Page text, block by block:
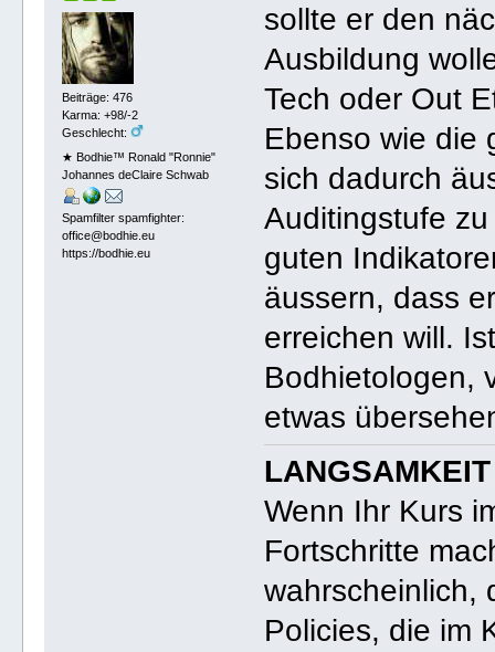
Beiträge: 476
Karma: +98/-2
Geschlecht:
★ Bodhie™ Ronald "Ronnie"
Johannes deClaire Schwab
Spamfilter spamfighter:
office@bodhie.eu
https://bodhie.eu
sollte er den
Ausbildung
Tech oder Out
Ebenso wie die
sich dadurch
Auditingstufe
guten
äussern, dass
erreichen will.
Bodhietologen,
etwas
Wenn Ihr Kurs
Fortschritte
wahrscheinlich,
Policies, die im